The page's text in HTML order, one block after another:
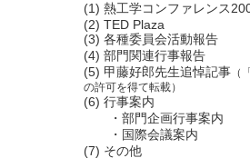
(1) 熱工学コンファレンス
(2) TED Plaza
(3) 各種委員会活動報告
(4) 部門関連行事報告
(5) 甲藤好郎先生追悼記事 （
の許可を得て転載）
(6) 行事案内
・部門企画行事案内
・国際会議案内
(7) その他